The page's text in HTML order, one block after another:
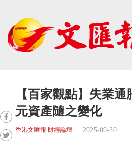
【百家觀點】失業
元資產隨之變化
香港文匯報 財經論壇 2025-09-30